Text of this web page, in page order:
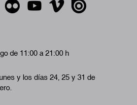
de 11:00 a 21:00 h
y los días 24, 25 y 31 de